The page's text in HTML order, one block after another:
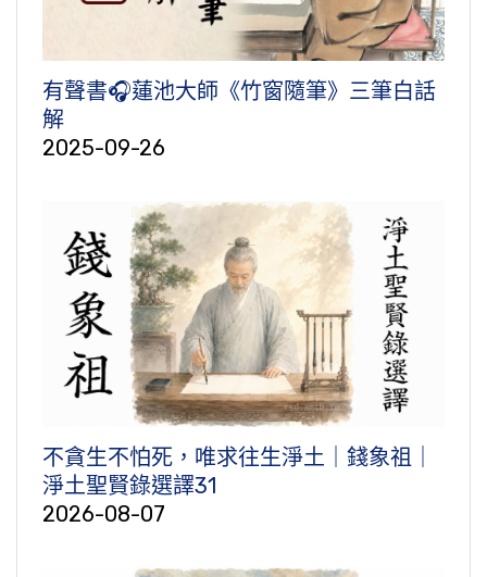
有聲書🎧蓮池大師《竹窗隨筆》三筆白話
解
2025-09-26
不貪生不怕死，唯求往生淨土｜錢象祖｜
淨土聖賢錄選譯31
2026-08-07